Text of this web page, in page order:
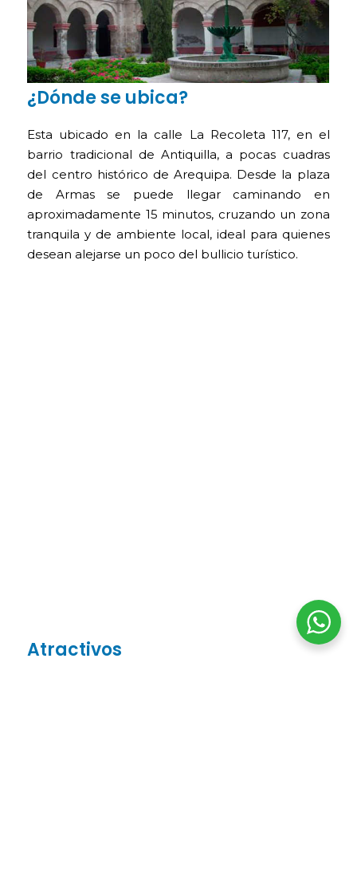
¿Dónde se ubica?
Esta ubicado en la calle La Recoleta 117, en el
barrio tradicional de Antiquilla, a pocas cuadras
del centro histórico de Arequipa. Desde la plaza
de Armas se puede llegar caminando en
aproximadamente 15 minutos, cruzando un zona
tranquila y de ambiente local, ideal para quienes
desean alejarse un poco del bullicio turístico.
Atractivos